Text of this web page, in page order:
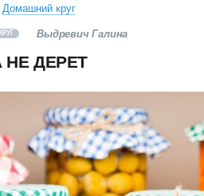
Домашний круг
Выдревич Галина
ДЕРЕТ